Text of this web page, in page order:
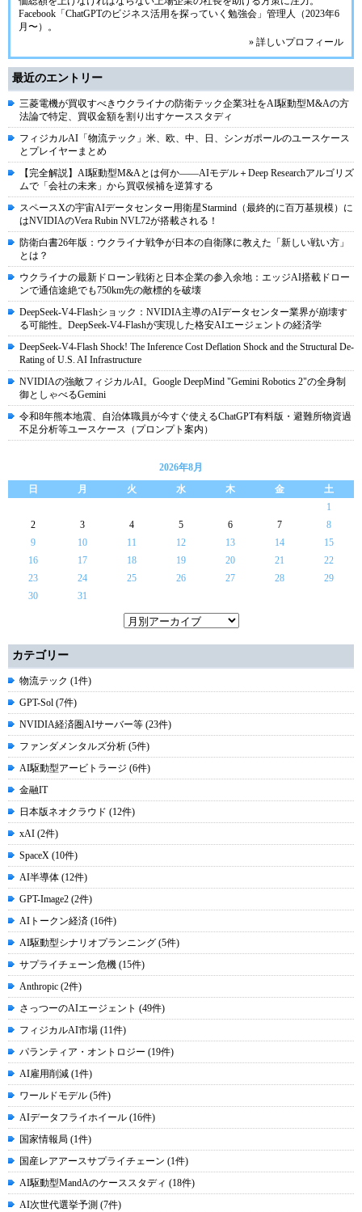
Facebook「ChatGPTのビジネス活用を探っていく勉強会」管理人（2023年6
月〜）。
» 詳しいプロフィール
最近のエントリー
三菱電機が買収すべきウクライナの防衛テック企業3社をAI駆動型M&Aの方
法論で特定、買収金額を割り出すケーススタディ
フィジカルAI「物流テック」米、欧、中、日、シンガポールのユースケース
とプレイヤーまとめ
【完全解説】AI駆動型M&Aとは何か――AIモデル＋Deep Researchアルゴリズ
ムで「会社の未来」から買収候補を逆算する
スペースXの宇宙AIデータセンター用衛星Starmind（最終的に百万基規模）に
はNVIDIAのVera Rubin NVL72が搭載される！
防衛白書26年版：ウクライナ戦争が日本の自衛隊に教えた「新しい戦い方」
とは？
ウクライナの最新ドローン戦術と日本企業の参入余地：エッジAI搭載ドロー
ンで通信途絶でも750km先の敵標的を破壊
DeepSeek-V4-Flashショック：NVIDIA主導のAIデータセンター業界が崩壊す
る可能性。DeepSeek-V4-Flashが実現した格安AIエージェントの経済学
DeepSeek-V4-Flash Shock! The Inference Cost Deflation Shock and the Structural De-
Rating of U.S. AI Infrastructure
NVIDIAの強敵フィジカルAI。Google DeepMind "Gemini Robotics 2"の全身制
御としゃべるGemini
令和8年熊本地震、自治体職員が今すぐ使えるChatGPT有料版・避難所物資過
不足分析等ユースケース（プロンプト案内）
2026年8月
日
月 火 水 木 金
土
1
2
3 4 5 6 7
8
9
10 11 12 13 14
15
16
17 18 19 20 21
22
23
24 25 26 27 28
29
30
31
カテゴリー
物流テック (1件)
GPT-Sol (7件)
NVIDIA経済圏AIサーバー等 (23件)
ファンダメンタルズ分析 (5件)
AI駆動型アービトラージ (6件)
金融IT
日本版ネオクラウド (12件)
xAI (2件)
SpaceX (10件)
AI半導体 (12件)
GPT-Image2 (2件)
AIトークン経済 (16件)
AI駆動型シナリオプランニング (5件)
サプライチェーン危機 (15件)
Anthropic (2件)
さっつーのAIエージェント (49件)
フィジカルAI市場 (11件)
パランティア・オントロジー (19件)
AI雇用削減 (1件)
ワールドモデル (5件)
AIデータフライホイール (16件)
国家情報局 (1件)
国産レアアースサプライチェーン (1件)
AI駆動型MandAのケーススタディ (18件)
AI次世代選挙予測 (7件)